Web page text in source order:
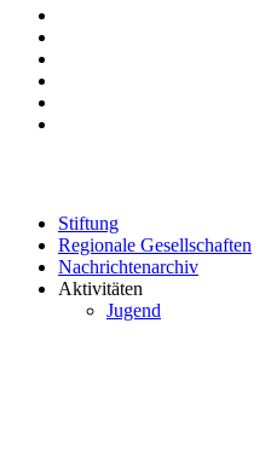
Stiftung
Regionale Gesellschaften
Nachrichtenarchiv
Aktivitäten
Jugend